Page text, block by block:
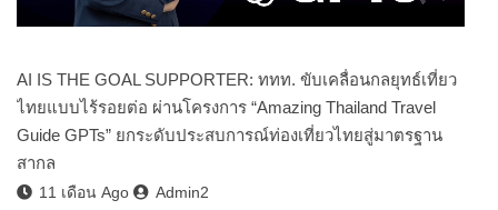
AI IS THE GOAL SUPPORTER: ททท. ขับเคลื่อนกลยุทธ์เที่ยว
ไทยแบบไร้รอยต่อ ผ่านโครงการ “Amazing Thailand Travel
Guide GPTs” ยกระดับประสบการณ์ท่องเที่ยวไทยสู่มาตรฐาน
สากล
11 เดือน Ago
Admin2